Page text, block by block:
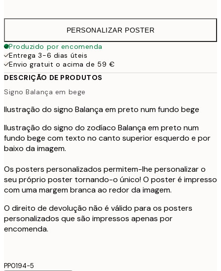
PERSONALIZAR POSTER
Produzido por encomenda
Entrega 3-6 dias úteis
Envio gratuit o acima de 59 €
DESCRIÇÃO DE PRODUTOS
Signo Balança em bege
Ilustração do signo Balança em preto num fundo bege
Ilustração do signo do zodíaco Balança em preto num
fundo bege com texto no canto superior esquerdo e por
baixo da imagem.
Os posters personalizados permitem-lhe personalizar o
seu próprio poster tornando-o único! O poster é impresso
com uma margem branca ao redor da imagem.
O direito de devolução não é válido para os posters
personalizados que são impressos apenas por
encomenda.
PP0194-5